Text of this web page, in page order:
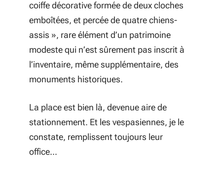
coiffe décorative formée de deux cloches
emboîtées, et percée de quatre chiens-
assis », rare élément d’un patrimoine
modeste qui n’est sûrement pas inscrit à
l’inventaire, même supplémentaire, des
monuments historiques.
La place est bien là, devenue aire de
stationnement. Et les vespasiennes, je le
constate, remplissent toujours leur
office...